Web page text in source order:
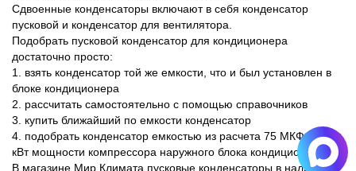
Сдвоенные конденсаторы включают в себя конденсатор
пусковой и конденсатор для вентилятора.
Подобрать пусковой конденсатор для кондиционера
достаточно просто:
1. взять конденсатор той же емкости, что и был установлен в
блоке кондиционера
2. рассчитать самостоятельно с помощью справочников
3. купить ближайший по емкости конденсатор
4. подобрать конденсатор емкостью из расчета 75 МКФ на 1
кВт мощности компрессора наружного блока кондиционера.
В магазине Мир Климата пусковые конденсаторы в наличии